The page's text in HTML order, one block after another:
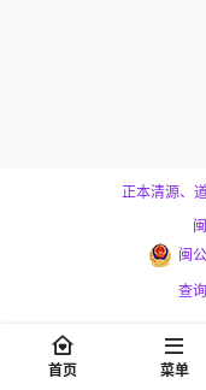
正本清源、
闽
查
首页 菜单